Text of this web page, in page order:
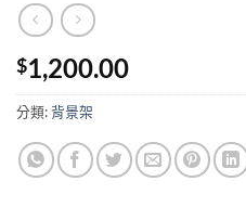
$1,200.00
分類:背景架